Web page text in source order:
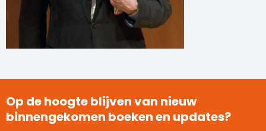
Op de hoogte blijven van nieuw
binnengekomen boeken en updates?